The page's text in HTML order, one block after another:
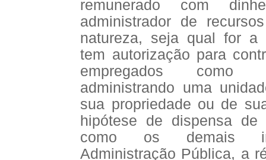
remunerado com
administrador de
natureza, seja qual for a
tem autorização para
empregados como
administrando uma
sua propriedade ou de
hipótese de dispensa de
como os demais
Administração Pública, a